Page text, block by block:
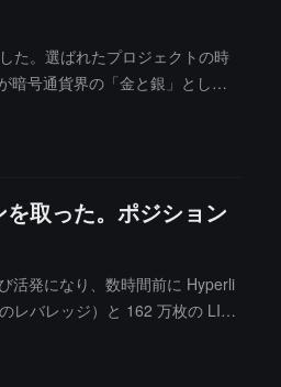
た。選ばれたプロジェクトの時
暗号通貨界の「金と銀」として
加することが期待されるプロ
取った。ポジション
活発になり、数時間前に Hyperli
レバレッジ）と 162 万枚の LIT